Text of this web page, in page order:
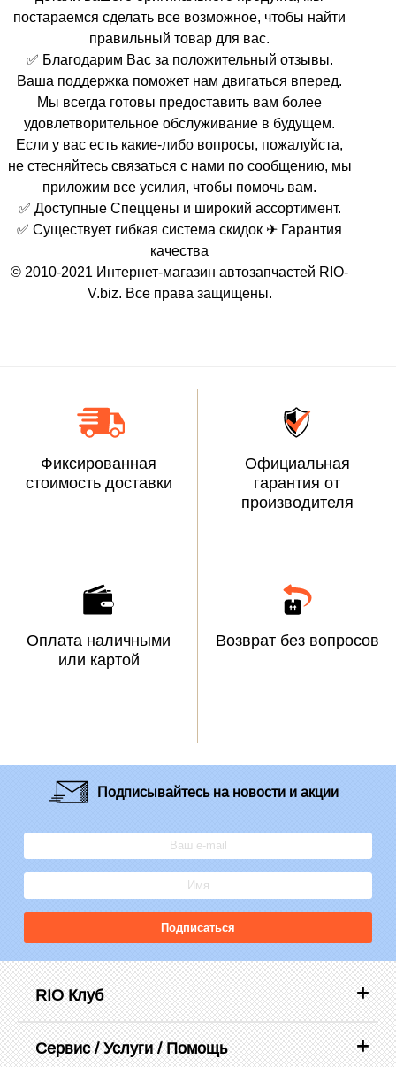
постараемся сделать все возможное, чтобы найти
правильный товар для вас.
✅ Благодарим Вас за положительный отзывы.
Ваша поддержка поможет нам двигаться вперед.
Мы всегда готовы предоставить вам более
удовлетворительное обслуживание в будущем.
Если у вас есть какие-либо вопросы, пожалуйста,
не стесняйтесь связаться с нами по сообщению, мы
приложим все усилия, чтобы помочь вам.
✅ Доступные Спеццены и широкий ассортимент.
✅ Существует гибкая система скидок ✈ Гарантия
качества
© 2010-2021 Интернет-магазин автозапчастей RIO-
V.biz. Все права защищены.
Фиксированная
стоимость доставки
Официальная
гарантия от
производителя
Оплата наличными
или картой
Возврат без вопросов
Подписывайтесьна новости и акции
Подписаться
RIO Клуб
Сервис / Услуги / Помощь